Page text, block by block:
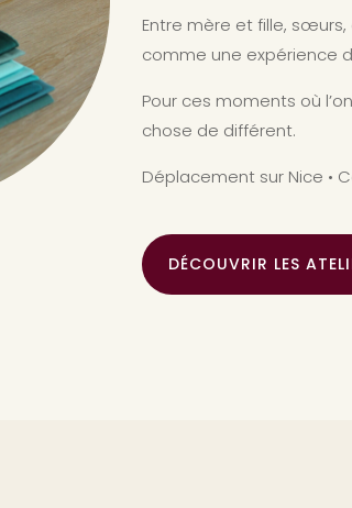
Entre mère et fille,
comme une expérience
Pour ces moments où
chose de différent.
Déplacement sur Nice •
DÉCOUVRIR LES